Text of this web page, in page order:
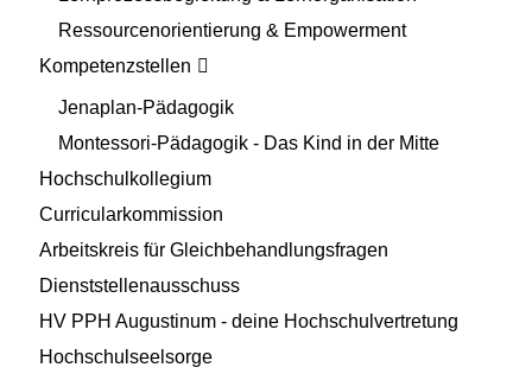
Ressourcenorientierung & Empowerment
Kompetenzstellen
Jenaplan-Pädagogik
Montessori-Pädagogik - Das Kind in der Mitte
Hochschulkollegium
Curricularkommission
Arbeitskreis für Gleichbehandlungsfragen
Dienststellenausschuss
HV PPH Augustinum - deine Hochschulvertretung
Hochschulseelsorge